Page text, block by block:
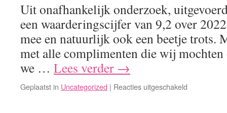
logo.
Uit onafhankelijk onderzoek,
een waarderingscijfer van 9,2 over
mee en natuurlijk ook een beetje trots.
met alle complimenten die wij mochten
we … Lees verder →
Geplaatst in Uncategorized | Reacties uitgeschakeld